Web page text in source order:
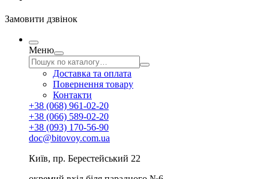
Замовити дзвінок
Меню
Доставка та оплата
Повернення товару
Контакти
+38 (068) 961-02-20
+38 (066) 589-02-20
+38 (093) 170-56-90
doc@bitovoy.com.ua
Київ, пр. Берестейський 22